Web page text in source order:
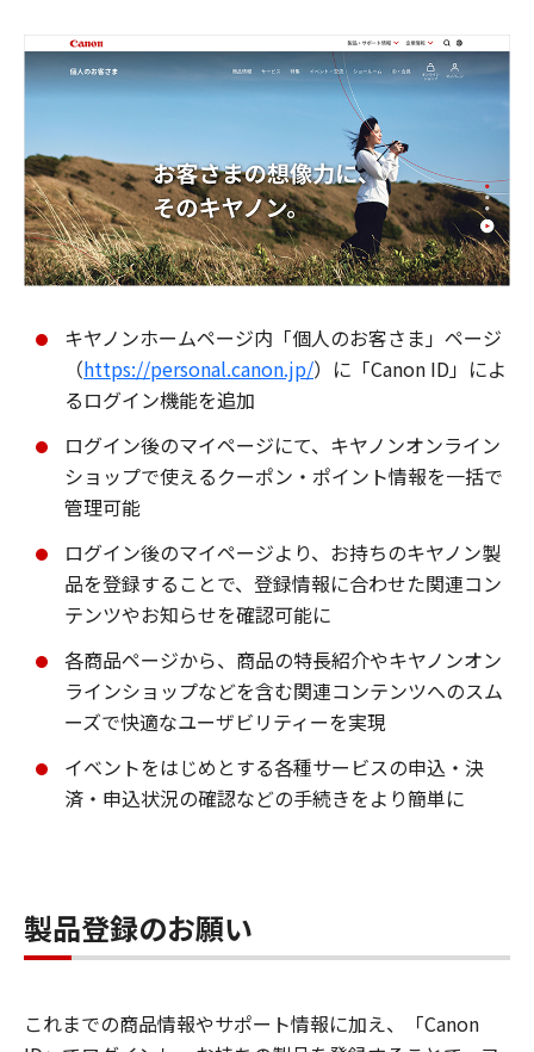
キヤノンホームページ内「個人のお客さま」ページ
（https://personal.canon.jp/）に「Canon ID」によ
るログイン機能を追加
ログイン後のマイページにて、キヤノンオンライン
ショップで使えるクーポン・ポイント情報を一括で
管理可能
ログイン後のマイページより、お持ちのキヤノン製
品を登録することで、登録情報に合わせた関連コン
テンツやお知らせを確認可能に
各商品ページから、商品の特長紹介やキヤノンオン
ラインショップなどを含む関連コンテンツへのスム
ーズで快適なユーザビリティーを実現
イベントをはじめとする各種サービスの申込・決
済・申込状況の確認などの手続きをより簡単に
製品登録のお願い
これまでの商品情報やサポート情報に加え、「Canon